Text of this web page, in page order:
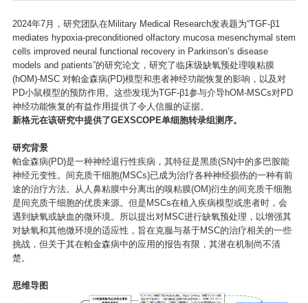
2024年7月，研究团队在Military Medical Research发表题为“TGF-β1
mediates hypoxia-preconditioned olfactory mucosa mesenchymal stem
cells improved neural functional recovery in Parkinson’s disease
models and patients”的研究论文，研究了临床级缺氧预处理嗅粘膜
(hOM)-MSC 对帕金森病(PD)模型和患者神经功能恢复的影响，以及对
PD小鼠模型的预防作用。这些发现为TGF-β1参与介导hOM-MSCs对PD
神经功能恢复的有益作用提供了令人信服的证据。
新格元在该研究中提供了GEXSCOPE单细胞转录组测序。
研究背景
帕金森病(PD)是一种神经退行性疾病，其特征是黑质(SN)中的多巴胺能
神经元变性。间充质干细胞(MSCs)已成为治疗各种神经损伤的一种有前
途的治疗方法。从人鼻粘膜中分离出的嗅粘膜(OM)衍生的间充质干细胞
是间充质干细胞的优质来源。但是MSCs在植入疾病模型或患者时，会
遇到缺氧或缺血的微环境。所以提出对MSC进行缺氧预处理，以增强其
对缺氧和其他微环境的适应性，旨在克服与基于MSC的治疗相关的一些
挑战，但关于其在帕金森病中的应用的报告有限，其潜在机制尚不清
楚。
思维导图